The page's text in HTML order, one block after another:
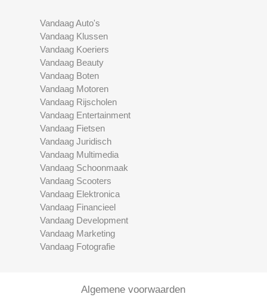
Vandaag Auto's
Vandaag Klussen
Vandaag Koeriers
Vandaag Beauty
Vandaag Boten
Vandaag Motoren
Vandaag Rijscholen
Vandaag Entertainment
Vandaag Fietsen
Vandaag Juridisch
Vandaag Multimedia
Vandaag Schoonmaak
Vandaag Scooters
Vandaag Elektronica
Vandaag Financieel
Vandaag Development
Vandaag Marketing
Vandaag Fotografie
Algemene voorwaarden